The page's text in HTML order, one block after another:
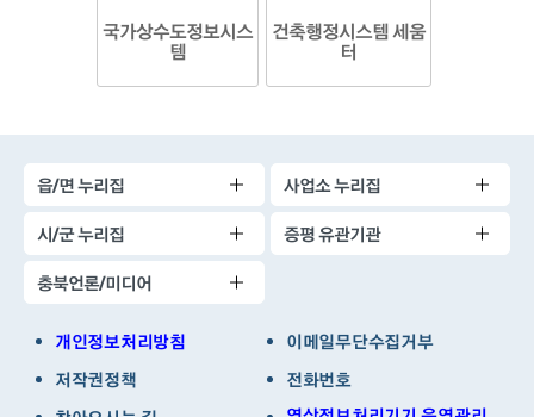
국가상수도정보시스
템
건축행정시스템 세움
터
읍/면 누리집
사업소 누리집
시/군 누리집
증평 유관기관
충북언론/미디어
개인정보처리방침
이메일무단수집거부
저작권정책
전화번호